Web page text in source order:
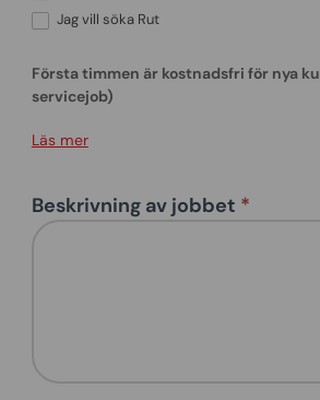
Jag vill söka Rut
Första timmen är kostnadsfri för nya
servicejob)
Läs mer
Beskrivning av jobbet *